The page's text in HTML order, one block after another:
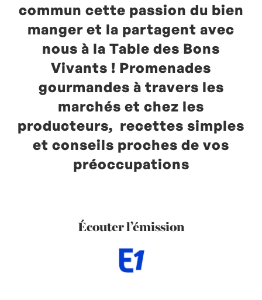
commun cette passion du bien
manger et la partagent avec
nous à la Table des Bons
Vivants ! Promenades
gourmandes à travers les
marchés et chez les
producteurs, recettes simples
et conseils proches de vos
préoccupations
Écouter l’émission